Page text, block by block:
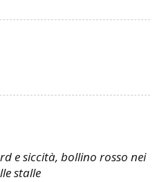
e siccità, bollino rosso nei
stalle